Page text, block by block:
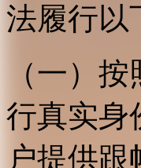
法履行以
（一）
行真实身
户提供跟